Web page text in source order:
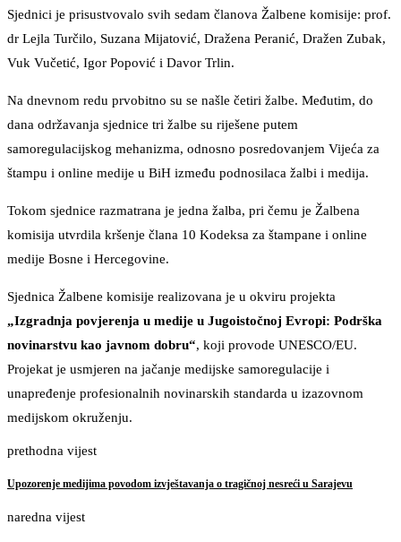
Sjednici je prisustvovalo svih sedam članova Žalbene komisije: prof.
dr Lejla Turčilo, Suzana Mijatović, Dražena Peranić, Dražen Zubak,
Vuk Vučetić, Igor Popović i Davor Trlin.
Na dnevnom redu prvobitno su se našle četiri žalbe. Međutim, do
dana održavanja sjednice tri žalbe su riješene putem
samoregulacijskog mehanizma, odnosno posredovanjem Vijeća za
štampu i online medije u BiH između podnosilaca žalbi i medija.
Tokom sjednice razmatrana je jedna žalba, pri čemu je Žalbena
komisija utvrdila kršenje člana 10 Kodeksa za štampane i online
medije Bosne i Hercegovine.
Sjednica Žalbene komisije realizovana je u okviru projekta
„Izgradnja povjerenja u medije u Jugoistočnoj Evropi: Podrška
novinarstvu kao javnom dobru“, koji provode UNESCO/EU.
Projekat je usmjeren na jačanje medijske samoregulacije i
unapređenje profesionalnih novinarskih standarda u izazovnom
medijskom okruženju.
prethodna vijest
Upozorenje medijima povodom izvještavanja o tragičnoj nesreći u Sarajevu
naredna vijest